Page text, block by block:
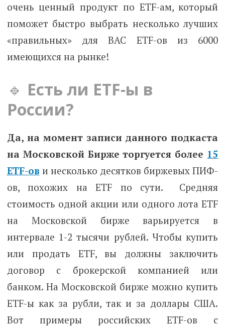
очень ценный продукт по ETF-ам, который
поможет быстро выбрать несколько лучших
«правильных» для ВАС ETF-ов из 6000
имеющихся на рынке!
🔹 Есть ли ETF-ы в
России?
Да, на момент записи данного подкаста
на Московской Бирже торгуется более 15
ETF-ов и несколько десятков биржевых ПИФ-
ов, похожих на ETF по сути. Средняя
стоимость одной акции или одного лота ETF
на Московской бирже варьируется в
интервале 1-2 тысячи рублей. Чтобы купить
или продать ETF, вы должны заключить
договор с брокерской компанией или
банком. На Московской бирже можно купить
ETF-ы как за рубли, так и за доллары США.
Вот примеры российских ETF-ов с